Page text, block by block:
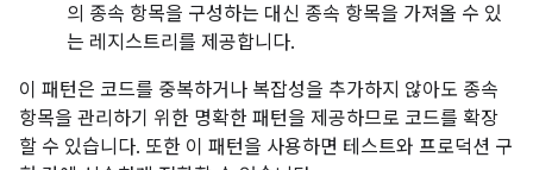
의 종속 항목을 구성하는 대신 종속 항목을 가져올 수 있
는 레지스트리를 제공합니다.
이 패턴은 코드를 중복하거나 복잡성을 추가하지 않아도 종속
항목을 관리하기 위한 명확한 패턴을 제공하므로 코드를 확장
할 수 있습니다. 또한 이 패턴을 사용하면 테스트와 프로덕션 구